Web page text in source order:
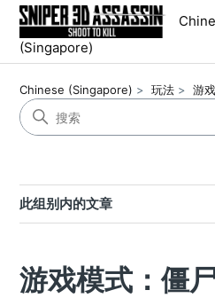
(Singapore)
Chinese (Singapore) 玩法 游
此组别内的文章
游戏模式：僵